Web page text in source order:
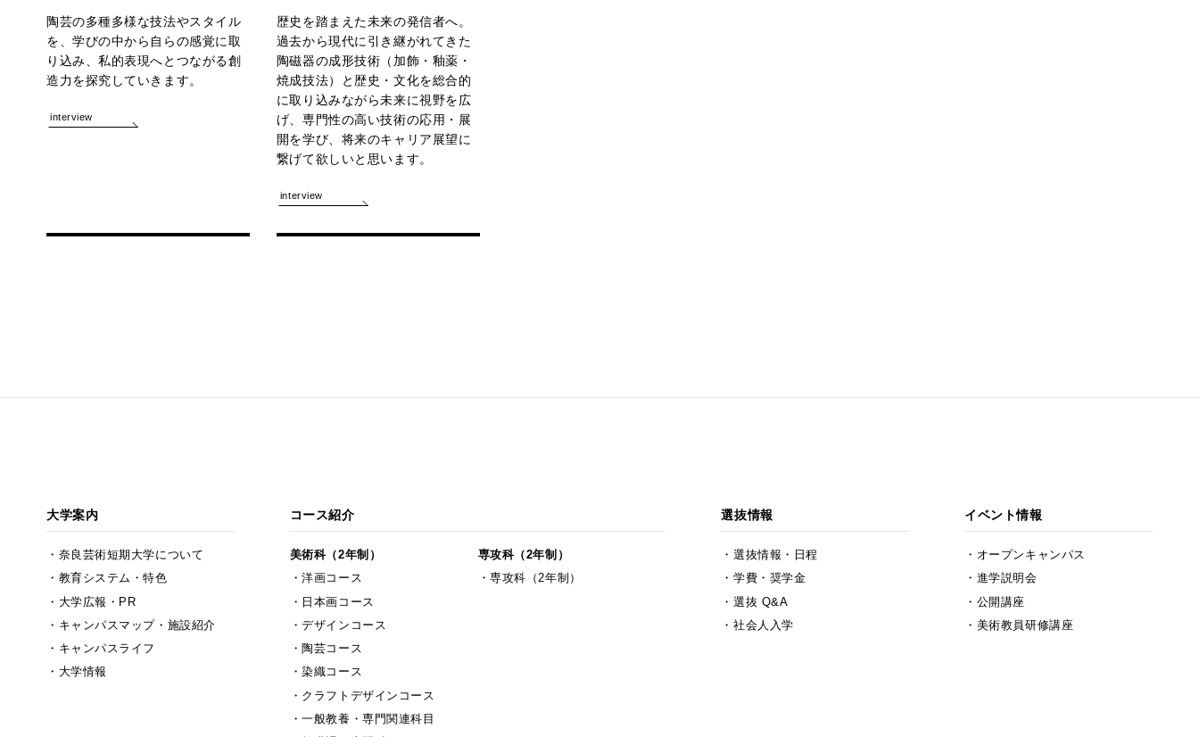
陶芸の多種多様な技法やスタイル
を、学びの中から自らの感覚に取
り込み、私的表現へとつながる創
造力を探究していきます。
interview
歴史を踏まえた未来の発信者へ。
過去から現代に引き継がれてきた
陶磁器の成形技術（加飾・釉薬・
焼成技法）と歴史・文化を総合的
に取り込みながら未来に視野を広
げ、専門性の高い技術の応用・展
開を学び、将来のキャリア展望に
繋げて欲しいと思います。
interview
大学案内
奈良芸術短期大学について
教育システム・特色
大学広報・PR
キャンパスマップ・施設紹介
キャンパスライフ
大学情報
コース紹介
美術科（2年制）
洋画コース
日本画コース
デザインコース
陶芸コース
染織コース
クラフトデザインコース
一般教養・専門関連科目
専攻科（2年制）
専攻科（2年制）
選抜情報
選抜情報・日程
学費・奨学金
選抜 Q&A
社会人入学
イベント情報
オープンキャンパス
進学説明会
公開講座
美術教員研修講座